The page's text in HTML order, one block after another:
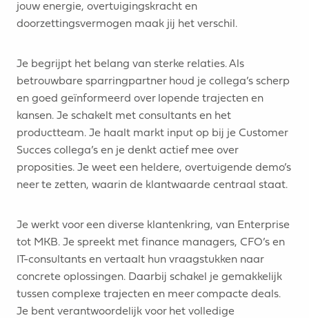
jouw energie, overtuigingskracht en
doorzettingsvermogen maak jij het verschil.
Je begrijpt het belang van sterke relaties. Als
betrouwbare sparringpartner houd je collega’s scherp
en goed geïnformeerd over lopende trajecten en
kansen. Je schakelt met consultants en het
productteam. Je haalt markt input op bij je Customer
Succes collega’s en je denkt actief mee over
proposities. Je weet een heldere, overtuigende demo’s
neer te zetten, waarin de klantwaarde centraal staat.
Je werkt voor een diverse klantenkring, van Enterprise
tot MKB. Je spreekt met finance managers, CFO’s en
IT-consultants en vertaalt hun vraagstukken naar
concrete oplossingen. Daarbij schakel je gemakkelijk
tussen complexe trajecten en meer compacte deals.
Je bent verantwoordelijk voor het volledige